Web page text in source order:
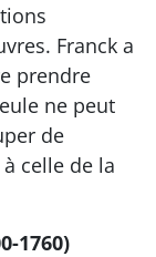
Franck a
prendre
ne peut
de
celle de la
1760)